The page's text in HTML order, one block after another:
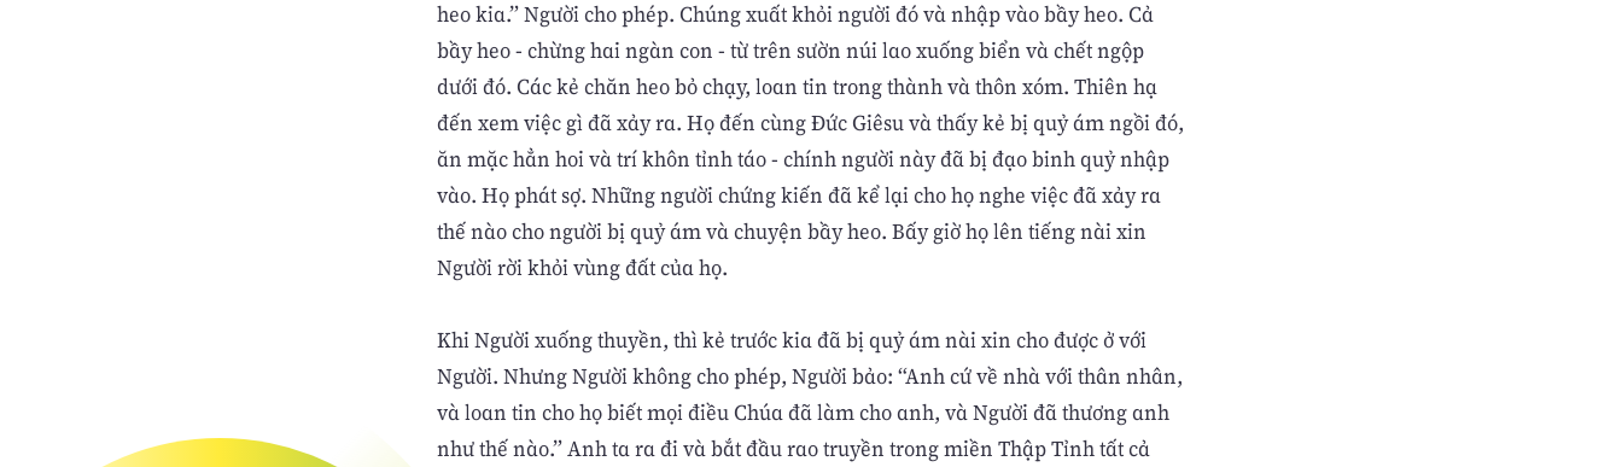
heo kia.” Người cho phép. Chúng xuất khỏi người đó và nhập vào bầy heo. Cả
bầy heo - chừng hai ngàn con - từ trên sườn núi lao xuống biển và chết ngộp
dưới đó. Các kẻ chăn heo bỏ chạy, loan tin trong thành và thôn xóm. Thiên hạ
đến xem việc gì đã xảy ra. Họ đến cùng Ðức Giêsu và thấy kẻ bị quỷ ám ngồi đó,
ăn mặc hẳn hoi và trí khôn tỉnh táo - chính người này đã bị đạo binh quỷ nhập
vào. Họ phát sợ. Những người chứng kiến đã kể lại cho họ nghe việc đã xảy ra
thế nào cho người bị quỷ ám và chuyện bầy heo. Bấy giờ họ lên tiếng nài xin
Người rời khỏi vùng đất của họ.
Khi Người xuống thuyền, thì kẻ trước kia đã bị quỷ ám nài xin cho được ở với
Người. Nhưng Người không cho phép, Người bảo: “Anh cứ về nhà với thân nhân,
và loan tin cho họ biết mọi điều Chúa đã làm cho anh, và Người đã thương anh
như thế nào.” Anh ta ra đi và bắt đầu rao truyền trong miền Thập Tỉnh tất cả